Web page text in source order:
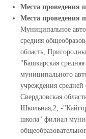
Места проведения
Места проведения
Муниципальное
средняя
область,
"Башкарская
муниципального
учреждения
Свердловская
Школьная,2; -
школа" филиал